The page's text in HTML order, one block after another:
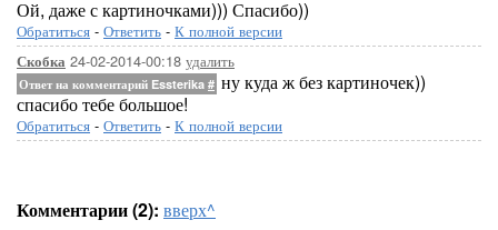
Ой, даже с картиночками))) Спасибо))
Обратиться - Ответить - К полной версии
Скобка 24-02-2014-00:18 удалить
Ответ на комментарий Essterika # ну куда ж без картиночек))
спасибо тебе большое!
Обратиться - Ответить - К полной версии
Комментарии (2): вверх^